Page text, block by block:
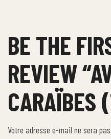
BE THE
REVIEW
CARAÏBES
Votre adresse e-mail ne sera